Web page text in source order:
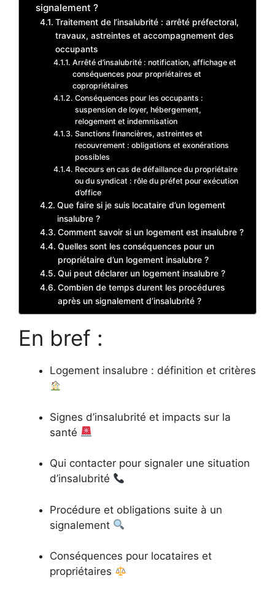
signalement ?
Traitement de l’insalubrité : arrêté préfectoral,
travaux, astreintes et accompagnement des
occupants
Arrêté d’insalubrité : notification, affichage et
conséquences pour propriétaires et
copropriétaires
Conséquences pour les occupants :
suspension de loyer, hébergement,
relogement et indemnisation
Sanctions financières, astreintes et
recouvrement : obligations et exonérations
possibles
Recours en cas de défaillance du propriétaire
ou du syndicat : rôle du préfet pour exécution
d’office
Que faire si je suis locataire d’un logement
insalubre ?
Comment savoir si un logement est insalubre ?
Quelles sont les conséquences pour un
propriétaire d’un logement insalubre ?
Qui peut déclarer un logement insalubre ?
Combien de temps durent les procédures
après un signalement d’insalubrité ?
En bref :
Logement insalubre : définition et critères
Signes d’insalubrité et impacts sur la
santé
Qui contacter pour signaler une situation
d’insalubrité
Procédure et obligations suite à un
signalement
Conséquences pour locataires et
propriétaires